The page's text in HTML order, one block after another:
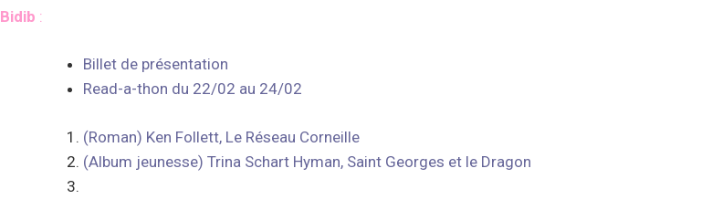
Bidib :
Billet de présentation
Read-a-thon du 22/02 au 24/02
(Roman) Ken Follett, Le Réseau Corneille
(Album jeunesse) Trina Schart Hyman, Saint Georges et le Dragon